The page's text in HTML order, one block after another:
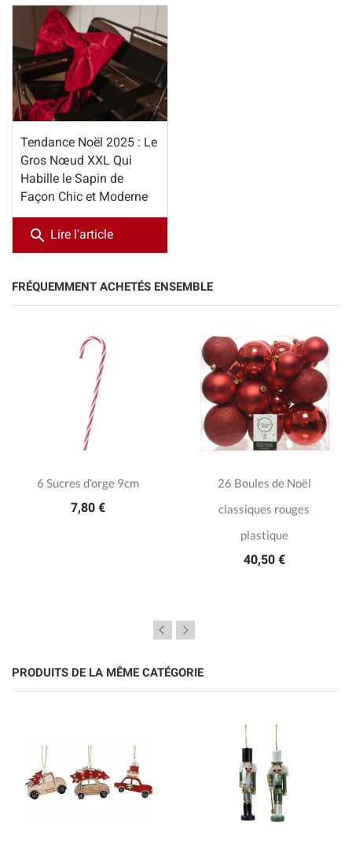
Tendance Noël 2025 : Le
Gros Nœud XXL Qui
Habille le Sapin de
Façon Chic et Moderne
search Lire l'article
FRÉQUEMMENT ACHETÉS ENSEMBLE
6 Sucres d'orge 9cm
7,80 €
26 Boules de Noël
classiques rouges
plastique
40,50 €
PRODUITS DE LA MÊME CATÉGORIE